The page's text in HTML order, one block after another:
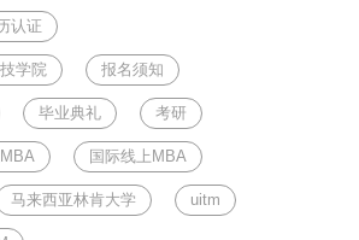
认证
学院 报名须知
毕业典礼 考研
国际线上MBA
马来西亚林肯大学 uitm